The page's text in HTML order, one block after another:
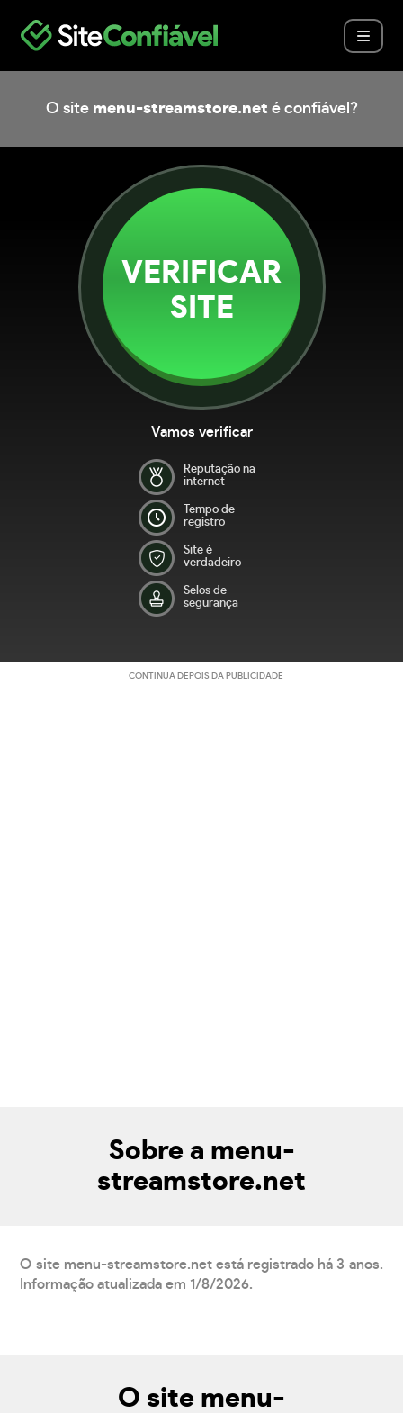
O site menu-streamstore.net é confiável?
VERIFICAR
SITE
Vamos verificar
Reputação na
internet
Tempo de
registro
Site é
verdadeiro
Selos de
segurança
CONTINUA DEPOIS DA PUBLICIDADE
Sobre a menu-
streamstore.net
O site menu-streamstore.net está registrado há 3 anos.
Informação atualizada em 1/8/2026.
O site menu-